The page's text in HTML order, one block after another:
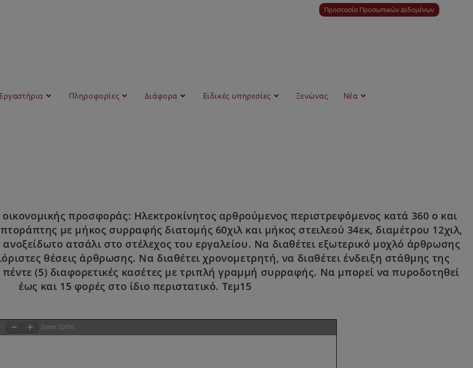
Προστασία Προσωπικών Δεδομένων
Πληροφορίες Διάφορα Ειδικές υπηρεσίες Ξενώνας Νέα
προσφοράς: Ηλεκτροκίνητος αρθρούμενος περιστρεφόμενος κατά 360 ο και
με μήκος συρραφής διατομής 60χιλ και μήκος στειλεού 34εκ, διαμέτρου 12χιλ,
ατσάλι στο στέλεχος του εργαλείου. Να διαθέτει εξωτερικό μοχλό άρθρωσης
θέσεις άρθρωσης. Να διαθέτει χρονομετρητή, να διαθέτει ένδειξη στάθμης της
(5) διαφορετικές κασέτες με τριπλή γραμμή συρραφής. Να μπορεί να πυροδοτηθεί
έως και 15 φορές στο ίδιο περιστατικό. Τεμ15
Zoom 100%